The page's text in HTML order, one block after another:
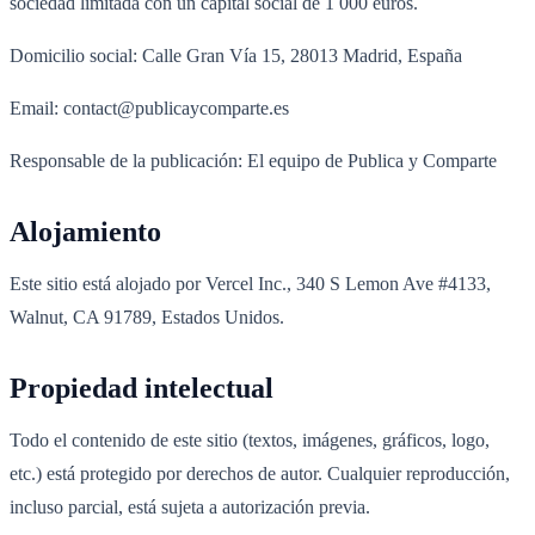
Domicilio social: Calle Gran Vía 15, 28013 Madrid, España
Email: contact@publicaycomparte.es
Responsable de la publicación: El equipo de Publica y Comparte
Alojamiento
Este sitio está alojado por Vercel Inc., 340 S Lemon Ave #4133,
Walnut, CA 91789, Estados Unidos.
Propiedad intelectual
Todo el contenido de este sitio (textos, imágenes, gráficos, logo,
etc.) está protegido por derechos de autor. Cualquier reproducción,
incluso parcial, está sujeta a autorización previa.